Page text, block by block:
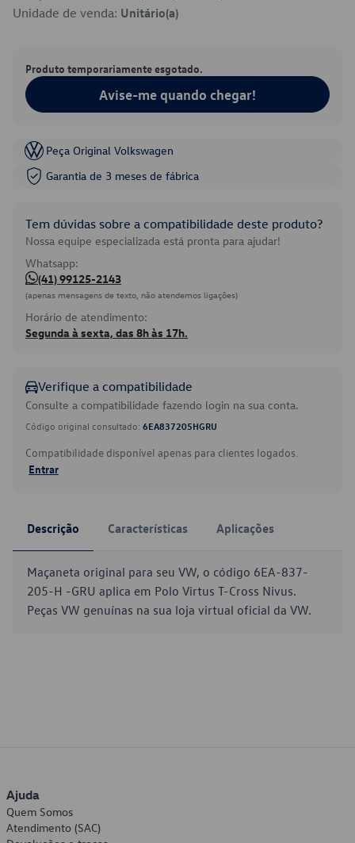
Unidade de venda: Unitário(a)
Produto temporariamente esgotado.
Avise-me quando chegar!
Peça Original Volkswagen
Garantia de 3 meses de fábrica
Tem dúvidas sobre a compatibilidade deste produto?
Nossa equipe especializada está pronta para ajudar!
Whatsapp:
(41) 99125-2143
(apenas mensagens de texto, não atendemos ligações)
Horário de atendimento:
Segunda à sexta, das 8h às 17h.
Verifique a compatibilidade
Consulte a compatibilidade fazendo login na sua conta.
Código original consultado: 6EA837205HGRU
Compatibilidade disponível apenas para clientes logados.
Entrar
Descrição Características Aplicações
Maçaneta original para seu VW, o código 6EA-837-
205-H -GRU aplica em Polo Virtus T-Cross Nivus.
Peças VW genuínas na sua loja virtual oficial da VW.
Ajuda
Quem Somos
Atendimento (SAC)